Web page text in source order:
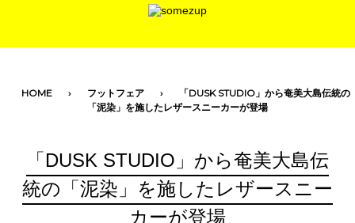
HOME フットフェア
「DUSK STUDIO」から奄美大島伝統の
「泥染」を施したレザースニーカーが登場
「DUSK STUDIO」から奄美大島伝
統の「泥染」を施したレザースニー
カーが登場